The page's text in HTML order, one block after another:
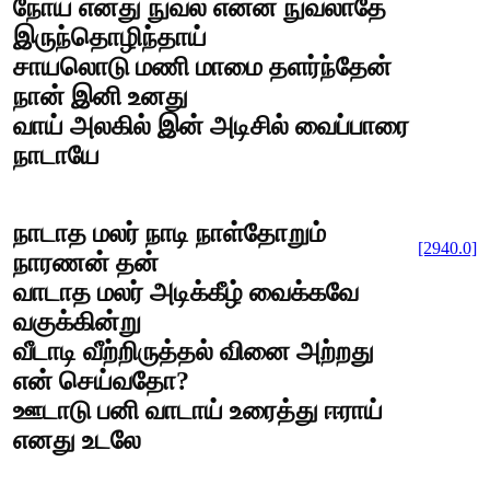
நோய் எனது நுவல் என்ன நுவலாதே
இருந்தொழிந்தாய்
சாயலொடு மணி மாமை தளர்ந்தேன்
நான் இனி உனது
வாய் அலகில் இன் அடிசில் வைப்பாரை
நாடாயே
நாடாத மலர் நாடி நாள்தோறும்
நாரணன் தன்
வாடாத மலர் அடிக்கீழ் வைக்கவே
வகுக்கின்று
வீடாடி வீற்றிருத்தல் வினை அற்றது
என் செய்வதோ?
ஊடாடு பனி வாடாய் உரைத்து ஈராய்
எனது உடலே
[2940.0]